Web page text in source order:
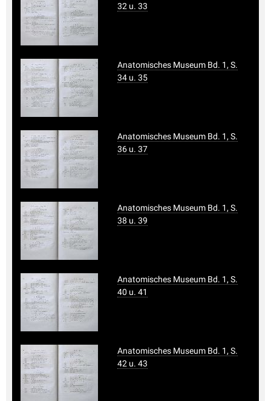
32 u. 33
Anatomisches Museum Bd. 1, S.
34 u. 35
Anatomisches Museum Bd. 1, S.
36 u. 37
Anatomisches Museum Bd. 1, S.
38 u. 39
Anatomisches Museum Bd. 1, S.
40 u. 41
Anatomisches Museum Bd. 1, S.
42 u. 43